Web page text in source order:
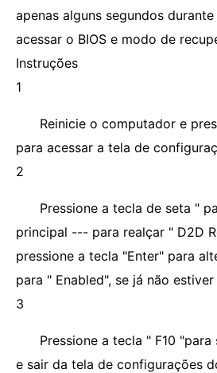
apenas alguns segundos
acessar o BIOS e modo de
Instruções
1
Reinicie o computador e
para acessar a tela de
2
Pressione a tecla de seta "
principal --- para realçar " D2D
pressione a tecla "Enter" para
para " Enabled", se já não
3
Pressione a tecla " F10
e sair da tela de configurações